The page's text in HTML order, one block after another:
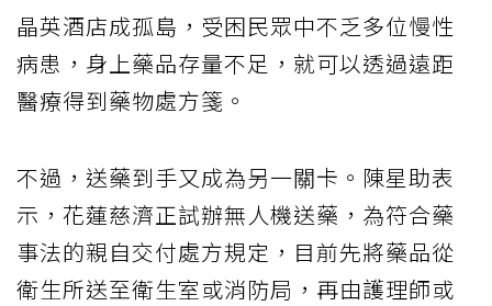
晶英酒店成孤島，受困民眾中不乏多位慢性
病患，身上藥品存量不足，就可以透過遠距
醫療得到藥物處方箋。
不過，送藥到手又成為另一關卡。陳星助表
示，花蓮慈濟正試辦無人機送藥，為符合藥
事法的親自交付處方規定，目前先將藥品從
衛生所送至衛生室或消防局，再由護理師或